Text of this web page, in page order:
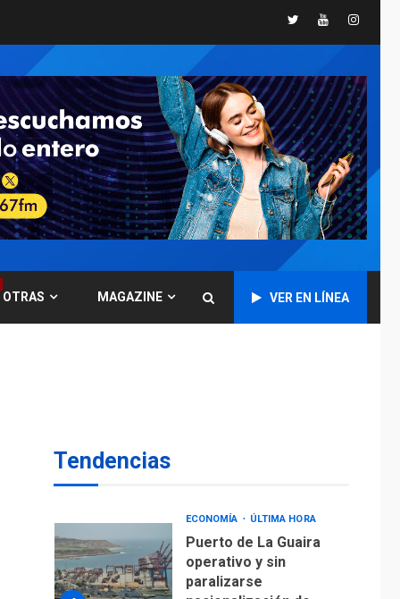
TwitterYoutube
OTRAS MAGAZINE VER EN LÍNEA
Tendencias
controles fronterizos
a Italia
1
REGIONALES
TECNOLOGÍA
ÚLTIMA HORA
Fedecámaras NE y
Unimar trabajan en
diplomado para
creación y manejo de
estadísticas de
turismo
ÚLTIMA HORA
Plan de contingencia
hídrica en Nueva
Esparta consolida
ECONOMÍA ÚLTIMA HORA
Puerto de La Guaira
operativo y sin
paralizarse